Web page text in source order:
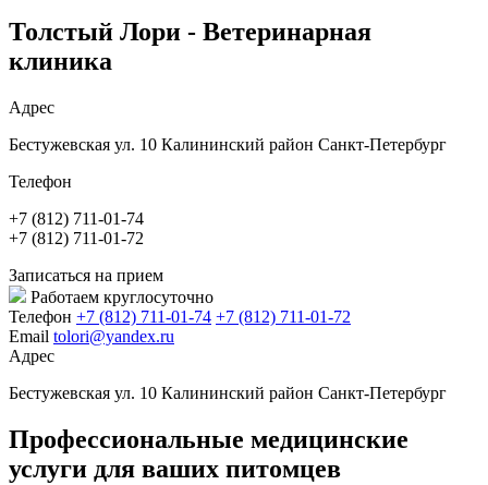
Толстый Лори - Ветеринарная
клиника
Адрес
Бестужевская ул. 10 Калининский район Санкт-Петербург
Телефон
+7 (812) 711-01-74
+7 (812) 711-01-72
Записаться на прием
Работаем круглосуточно
Телефон +7 (812) 711-01-74 +7 (812) 711-01-72
Email tolori@yandex.ru
Адрес
Бестужевская ул. 10 Калининский район Санкт-Петербург
Профессиональные медицинские
услуги для ваших питомцев